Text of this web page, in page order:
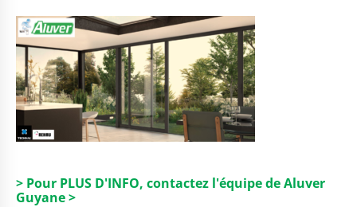
> Pour PLUS D'INFO, contactez l'équipe de Aluver
Guyane >